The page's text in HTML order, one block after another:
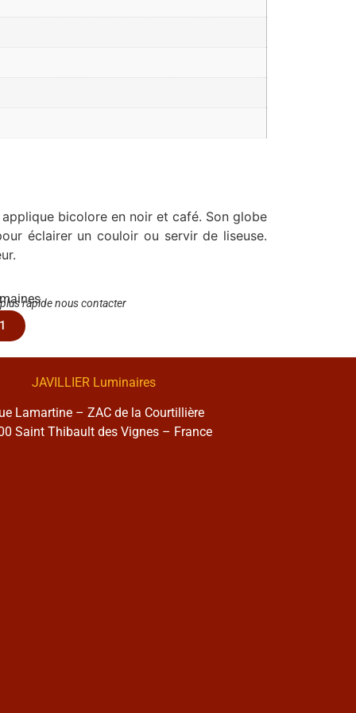
bicolore en noir et café. Son globe
éclairer un couloir ou servir de liseuse.
rapide nous contacter
JAVILLIER Luminaires
Lamartine – ZAC de la Courtillière
Saint Thibault des Vignes – France